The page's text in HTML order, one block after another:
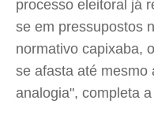
processo eleitoral já
se em pressupostos
normativo capixaba,
se afasta até mesmo
analogia", completa